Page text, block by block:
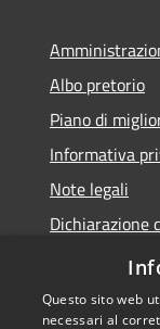
Albo pretorio
Piano di
Informativa
Note legali
Dichiarazione
Obiettivi di
Questo sito web
necessari al